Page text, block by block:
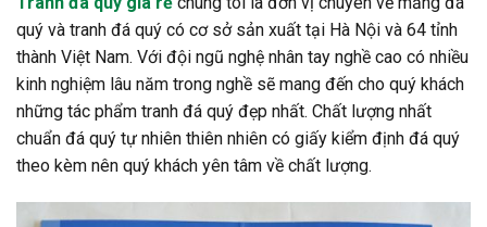
quý và tranh đá quý có cơ sở sản xuất tại Hà Nội và 64 tỉnh
thành Việt Nam. Với đội ngũ nghệ nhân tay nghề cao có nhiều
kinh nghiệm lâu năm trong nghề sẽ mang đến cho quý khách
những tác phẩm tranh đá quý đẹp nhất. Chất lượng nhất
chuẩn đá quý tự nhiên thiên nhiên có giấy kiểm định đá quý
theo kèm nên quý khách yên tâm về chất lượng.